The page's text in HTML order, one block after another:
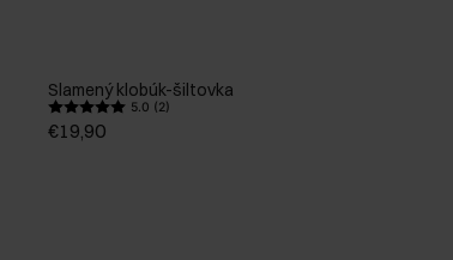
Slamený klobúk-šiltovka
5.0 (2)
€19,90